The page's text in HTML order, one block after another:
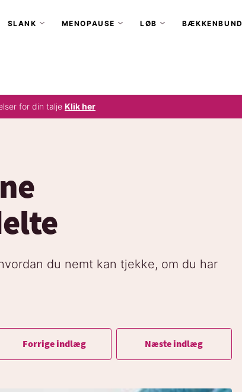
SLANK MENOPAUSE LØB BÆKKENBUND
for din talje Klik her
du nemt kan tjekke, om du har
Forrige indlæg Næste indlæg